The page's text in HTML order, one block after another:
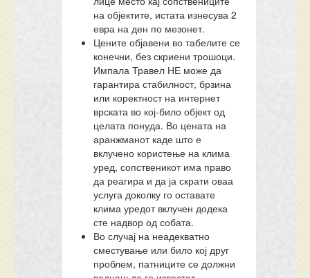
на објектите, истата изнесува 2
евра на ден по мезонет.
Цените објавени во табелите се
конечни, без скриени трошоци.
Импала Травел НЕ може да
гарантира стабилност, брзина
или коректност на интернет
врската во кој-било објект од
целата понуда. Во цената на
аранжманот каде што е
вклучено користење на клима
уред, сопственикот има право
да реагира и да ја скрати оваа
услуга доколку го оставате
клима уредот вклучен додека
сте надвор од собата.
Во случај на неадекватно
сместување или било кој друг
проблем, патниците се должни